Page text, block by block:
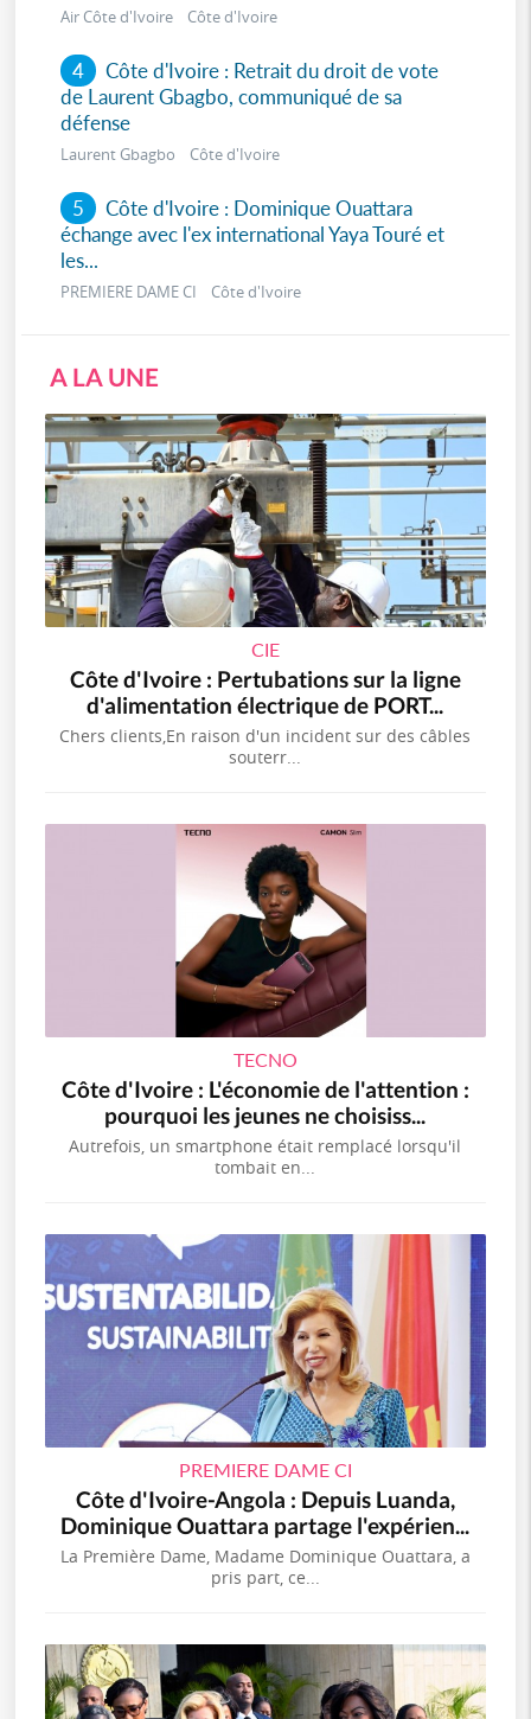
Air Côte d'Ivoire Côte d'Ivoire
4 Côte d'Ivoire : Retrait du droit de vote
de Laurent Gbagbo, communiqué de sa
défense
Laurent Gbagbo Côte d'Ivoire
5 Côte d'Ivoire : Dominique Ouattara
échange avec l'ex international Yaya Touré et
les...
PREMIERE DAME CI Côte d'Ivoire
A LA UNE
CIE
Côte d'Ivoire : Pertubations sur la ligne
d'alimentation électrique de PORT...
Chers clients,En raison d'un incident sur des câbles
souterr...
TECNO
Côte d'Ivoire : L'économie de l'attention :
pourquoi les jeunes ne choisiss...
Autrefois, un smartphone était remplacé lorsqu'il
tombait en...
PREMIERE DAME CI
Côte d'Ivoire-Angola : Depuis Luanda,
Dominique Ouattara partage l'expérien...
La Première Dame, Madame Dominique Ouattara, a
pris part, ce...